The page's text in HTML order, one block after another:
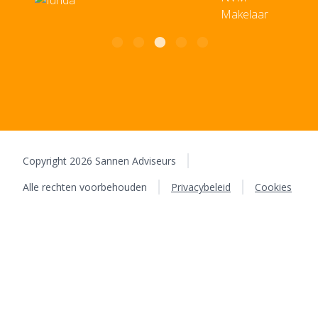
Copyright 2026 Sannen Adviseurs
Alle rechten voorbehouden
Privacybeleid Cookies